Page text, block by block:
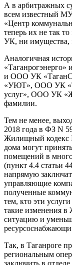
А в арбитражных
всем известный
«Центр
теперь их не так
УК, ни имущества,
Аналогичная
и ООО УК
«УЮТ», ООО УК
услуг», ООО УК
фамилии.
Тем не менее,
2018 года в ФЗ N
Жилищный кодекс
дома могут
помещений в
(пункт 4.4 статьи
напрямую
управляющие
полученные
тем, кто эти
такие изменения
ситуацию и
Так, в Таганроге
региональным
заключить в